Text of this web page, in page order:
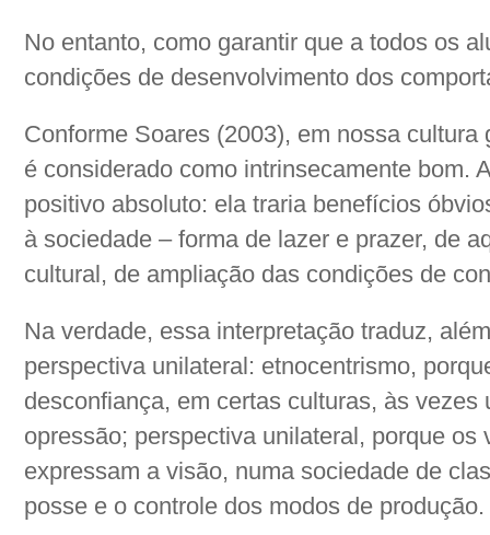
No entanto, como garantir que a todos os
condições de desenvolvimento dos
Conforme Soares (2003), em nossa
é considerado como intrinsecamente bom.
positivo absoluto: ela traria benefícios
à sociedade – forma de lazer e prazer, de
cultural, de ampliação das condições de
Na verdade, essa interpretação traduz,
perspectiva unilateral: etnocentrismo,
desconfiança, em certas culturas, às
opressão; perspectiva unilateral, porque os
expressam a visão, numa sociedade de
posse e o controle dos modos de produção.